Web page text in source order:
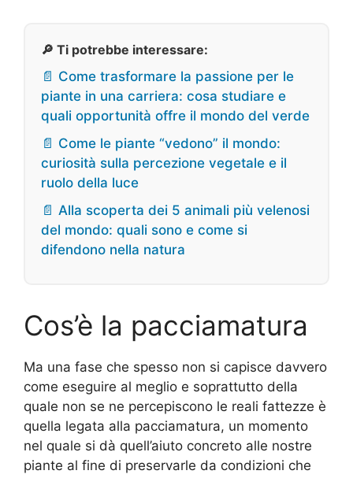
🔎 Ti potrebbe interessare:
📄 Come trasformare la passione per le
piante in una carriera: cosa studiare e
quali opportunità offre il mondo del verde
📄 Come le piante “vedono” il mondo:
curiosità sulla percezione vegetale e il
ruolo della luce
📄 Alla scoperta dei 5 animali più velenosi
del mondo: quali sono e come si
difendono nella natura
Cos’è la pacciamatura
Ma una fase che spesso non si capisce davvero
come eseguire al meglio e soprattutto della
quale non se ne percepiscono le reali fattezze è
quella legata alla pacciamatura, un momento
nel quale si dà quell’aiuto concreto alle nostre
piante al fine di preservarle da condizioni che